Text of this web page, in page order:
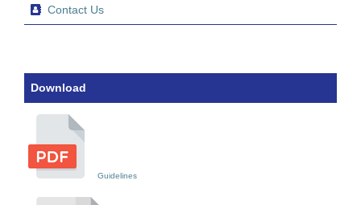
Contact Us
Download
Guidelines